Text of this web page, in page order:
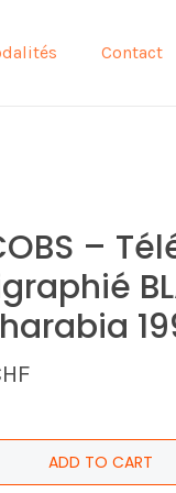
Contact
–
ADD TO CART